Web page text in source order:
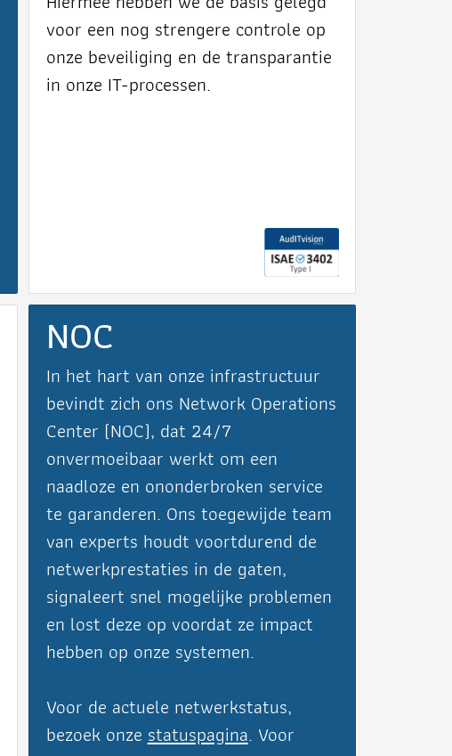
voor een nog strengere controle op
onze beveiliging en de transparantie
in onze IT-processen.
NOC
In het hart van onze infrastructuur
bevindt zich ons Network Operations
Center (NOC), dat 24/7
onvermoeibaar werkt om een
naadloze en ononderbroken service
te garanderen. Ons toegewijde team
van experts houdt voortdurend de
netwerkprestaties in de gaten,
signaleert snel mogelijke problemen
en lost deze op voordat ze impact
hebben op onze systemen.
Voor de actuele netwerkstatus,
bezoek onze statuspagina. Voor